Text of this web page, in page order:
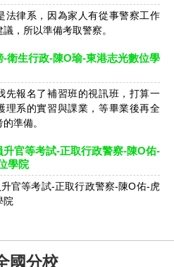
法律系，因為家人有從事警察工作
，所以準備考取警察。
-衛生行政-陳O瑜-東港志光數位學
先報名了補習班的視訊班，打算一
理系的實習與課業，等畢業後再全
準備。
升官等考試-正取行政警察-陳O佑-
學院
官等考試-正取行政警察-陳O佑-虎
院
國分校